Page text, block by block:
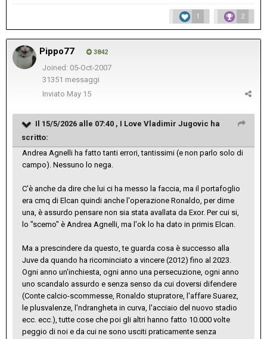
1 2
Pippo77 3842
Joined: 05-Oct-2007
31351 messaggi
Inviato May 15
Il 15/5/2026 alle 07:40 , I Love Vladimir Jugovic ha
scritto:
Andrea Agnelli ha fatto tanti errori, tantissimi (e non parlo solo di
campo). Nessuno lo nega.
C'è anche da dire che lui ci ha messo la faccia, ma il portafoglio
era cmq di Elcan quindi anche l'operazione Ronaldo, per dirne
una, è assurdo pensare non sia stata avallata da Exor. Per cui si,
lo "scemo" è Andrea Agnelli, ma l'ok lo ha dato in primis Elcan.
Ma a prescindere da questo, te guarda cosa è successo alla
Juve da quando ha ricominciato a vincere (2012) fino al 2023.
Ogni anno un'inchiesta, ogni anno una persecuzione, ogni anno
uno scandalo assurdo e senza senso da cui doversi difendere
(Conte calcio-scommesse, Ronaldo stupratore, l'affare Suarez,
le plusvalenze, l'ndrangheta in curva, l'acciaio del nuovo stadio
ecc. ecc.), tutte cose che poi gli altri hanno fatto 10.000 volte
peggio di noi e da cui ne sono usciti praticamente senza